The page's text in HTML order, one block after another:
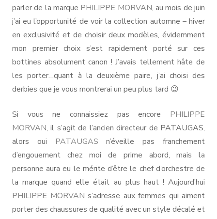
parler de la marque PHILIPPE MORVAN, au mois de juin
j’ai eu l’opportunité de voir la collection automne – hiver
en exclusivité et de choisir deux modèles, évidemment
mon premier choix s’est rapidement porté sur ces
bottines absolument canon ! J’avais tellement hâte de
les porter…quant à la deuxième paire, j’ai choisi des
derbies que je vous montrerai un peu plus tard 😉
Si vous ne connaissiez pas encore PHILIPPE
MORVAN, il s’agit de l’ancien directeur de PATAUGAS,
alors oui PATAUGAS n’éveille pas franchement
d’engouement chez moi de prime abord, mais la
personne aura eu le mérite d’être le chef d’orchestre de
la marque quand elle était au plus haut ! Aujourd’hui
PHILIPPE MORVAN s’adresse aux femmes qui aiment
porter des chaussures de qualité avec un style décalé et